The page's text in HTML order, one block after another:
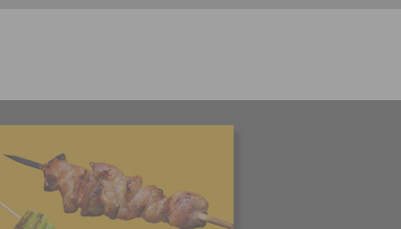
sdělení
v Praze.
let, nebo
tento